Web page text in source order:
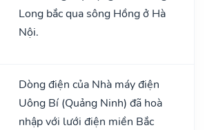
Long bắc qua sông Hồng ở Hà
Nội.
Dòng điện của Nhà máy điện
Uông Bí (Quảng Ninh) đã hoà
nhập với lưới điện miền Bắc